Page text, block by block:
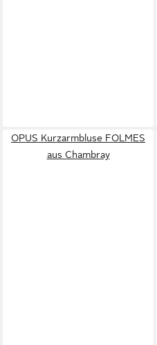
OPUS Kurzarmbluse FOLMES
aus Chambray